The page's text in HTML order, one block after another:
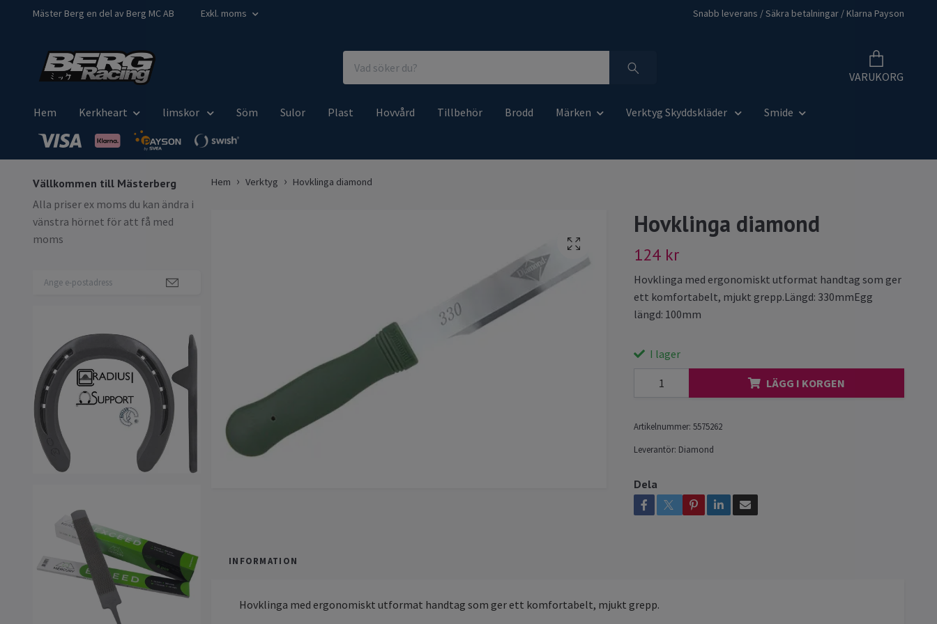
Mäster Berg en del av Berg MC AB Exkl. moms Snabb leverans / Säkra betalningar / Klarna Payson
VARUKORG
Hem Kerkheart limskor Söm Sulor Plast Hovvård Tillbehör Brodd Märken Verktyg Skyddskläder Smide
Vällkommen till Mästerberg
Alla priser ex moms du kan ändra i
vänstra hörnet för att få med
moms
Hem Verktyg Hovklinga diamond
Hovklinga diamond
124 kr
Hovklinga med ergonomiskt utformat handtag som ger
ett komfortabelt, mjukt grepp.Längd: 330mmEgg
längd: 100mm
I lager
LÄGG I KORGEN
Artikelnummer: 5575262
Leverantör: Diamond
Dela
INFORMATION
Hovklinga med ergonomiskt utformat handtag som ger ett komfortabelt, mjukt grepp.